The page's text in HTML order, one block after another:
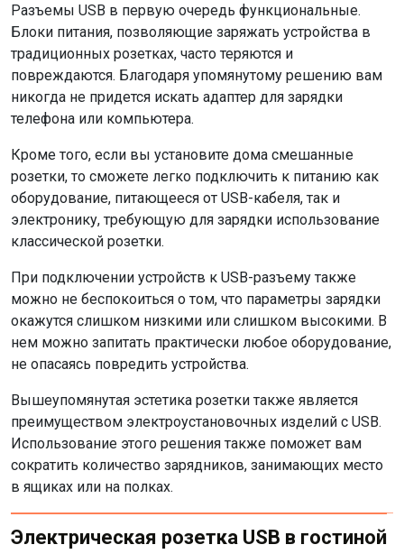
Разъемы USB в первую очередь функциональные.
Блоки питания, позволяющие заряжать устройства в
традиционных розетках, часто теряются и
повреждаются. Благодаря упомянутому решению вам
никогда не придется искать адаптер для зарядки
телефона или компьютера.
Кроме того, если вы установите дома смешанные
розетки, то сможете легко подключить к питанию как
оборудование, питающееся от USB-кабеля, так и
электронику, требующую для зарядки использование
классической розетки.
При подключении устройств к USB-разъему также
можно не беспокоиться о том, что параметры зарядки
окажутся слишком низкими или слишком высокими. В
нем можно запитать практически любое оборудование,
не опасаясь повредить устройства.
Вышеупомянутая эстетика розетки также является
преимуществом электроустановочных изделий с USB.
Использование этого решения также поможет вам
сократить количество зарядников, занимающих место
в ящиках или на полках.
Электрическая розетка USB в гостиной